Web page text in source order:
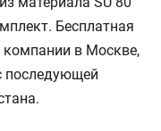
Бесплатная
компании в Москве,
последующей